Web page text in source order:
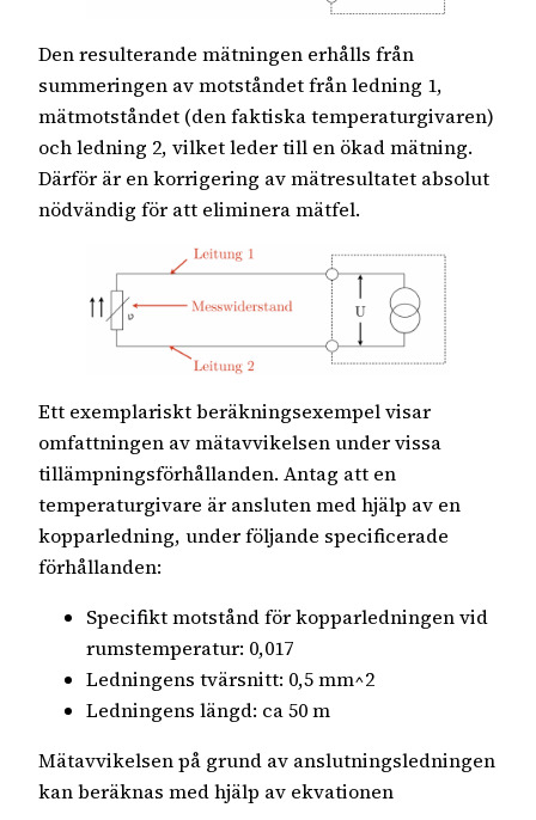
Den resulterande mätningen erhålls från
summeringen av motståndet från ledning 1,
mätmotståndet (den faktiska temperaturgivaren)
och ledning 2, vilket leder till en ökad mätning.
Därför är en korrigering av mätresultatet absolut
nödvändig för att eliminera mätfel.
Ett exemplariskt beräkningsexempel visar
omfattningen av mätavvikelsen under vissa
tillämpningsförhållanden. Antag att en
temperaturgivare är ansluten med hjälp av en
kopparledning, under följande specificerade
förhållanden:
Specifikt motstånd för kopparledningen vid
rumstemperatur: 0,017
Ledningens tvärsnitt: 0,5 mm^2
Ledningens längd: ca 50 m
Mätavvikelsen på grund av anslutningsledningen
kan beräknas med hjälp av ekvationen